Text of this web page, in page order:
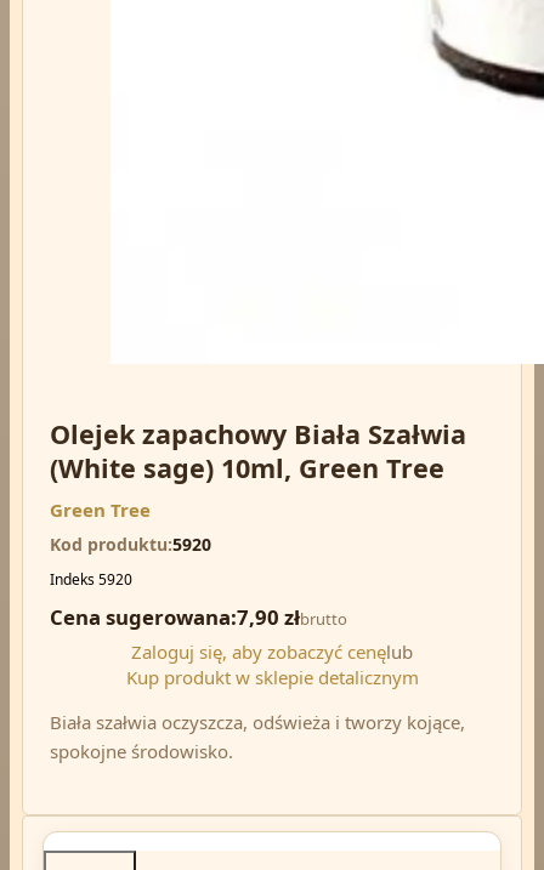
Olejek zapachowy Biała Szałwia
(White sage) 10ml, Green Tree
Green Tree
Kod produktu 5920
Indeks 5920
Cena sugerowana:7,90 złbrutto
Zaloguj się, aby zobaczyć cenęlub
Kup produkt w sklepie detalicznym
Biała szałwia oczyszcza, odświeża i tworzy kojące,
spokojne środowisko.